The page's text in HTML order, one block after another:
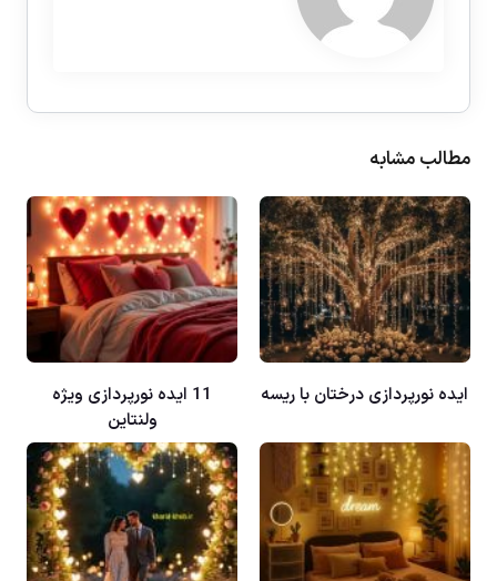
مطالب مشابه
ایده نورپردازی درختان با ریسه
11 ایده نورپردازی ویژه
ولنتاین